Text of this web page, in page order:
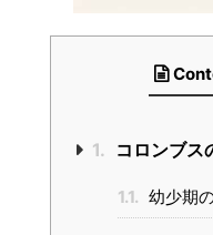
1. コロンブス
1.1. 幼少期